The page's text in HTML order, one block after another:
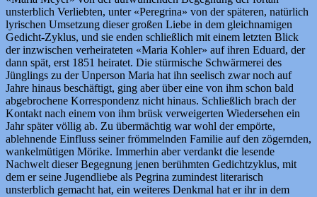
unsterblich Verliebten, unter «Peregrina» von der späteren, natürlich
lyrischen Umsetzung dieser großen Liebe in dem gleichnamigen
Gedicht-Zyklus, und sie enden schließlich mit einem letzten Blick
der inzwischen verheirateten «Maria Kohler» auf ihren Eduard, der
dann spät, erst 1851 heiratet. Die stürmische Schwärmerei des
Jünglings zu der Unperson Maria hat ihn seelisch zwar noch auf
Jahre hinaus beschäftigt, ging aber über eine von ihm schon bald
abgebrochene Korrespondenz nicht hinaus. Schließlich brach der
Kontakt nach einem von ihm brüsk verweigerten Wiedersehen ein
Jahr später völlig ab. Zu übermächtig war wohl der empörte,
ablehnende Einfluss seiner frömmelnden Familie auf den zögernden,
wankelmütigen Mörike. Immerhin aber verdankt die lesende
Nachwelt dieser Begegnung jenen berühmten Gedichtzyklus, mit
dem er seine Jugendliebe als Pegrina zumindest literarisch
unsterblich gemacht hat, ein weiteres Denkmal hat er ihr in dem